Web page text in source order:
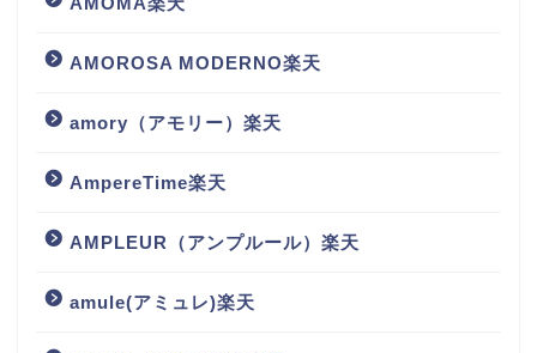
AMOROSA MODERNO楽天
amory（アモリー）楽天
AmpereTime楽天
AMPLEUR（アンプルール）楽天
amule(アミュレ)楽天